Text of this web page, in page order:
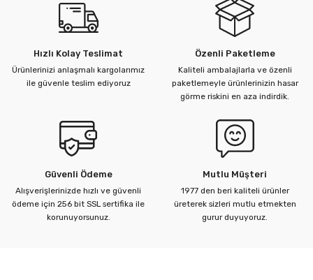
Hızlı Kolay Teslimat
Ürünlerinizi anlaşmalı kargolarımız
ile güvenle teslim ediyoruz
Özenli Paketleme
Kaliteli ambalajlarla ve özenli
paketlemeyle ürünlerinizin hasar
görme riskini en aza indirdik.
Güvenli Ödeme
Alışverişlerinizde hızlı ve güvenli
ödeme için 256 bit SSL sertifika ile
korunuyorsunuz.
Mutlu Müşteri
1977 den beri kaliteli ürünler
üreterek sizleri mutlu etmekten
gurur duyuyoruz.